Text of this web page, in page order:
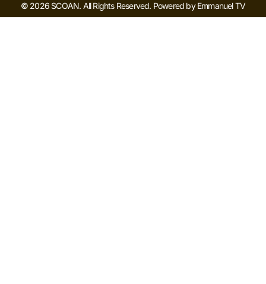
© 2026 SCOAN. All Rights Reserved. Powered by Emmanuel TV